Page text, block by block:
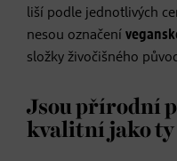
liší podle jednotlivých
nesou označení
složky živočišného
Jsou přírodní
kvalitní jako ty